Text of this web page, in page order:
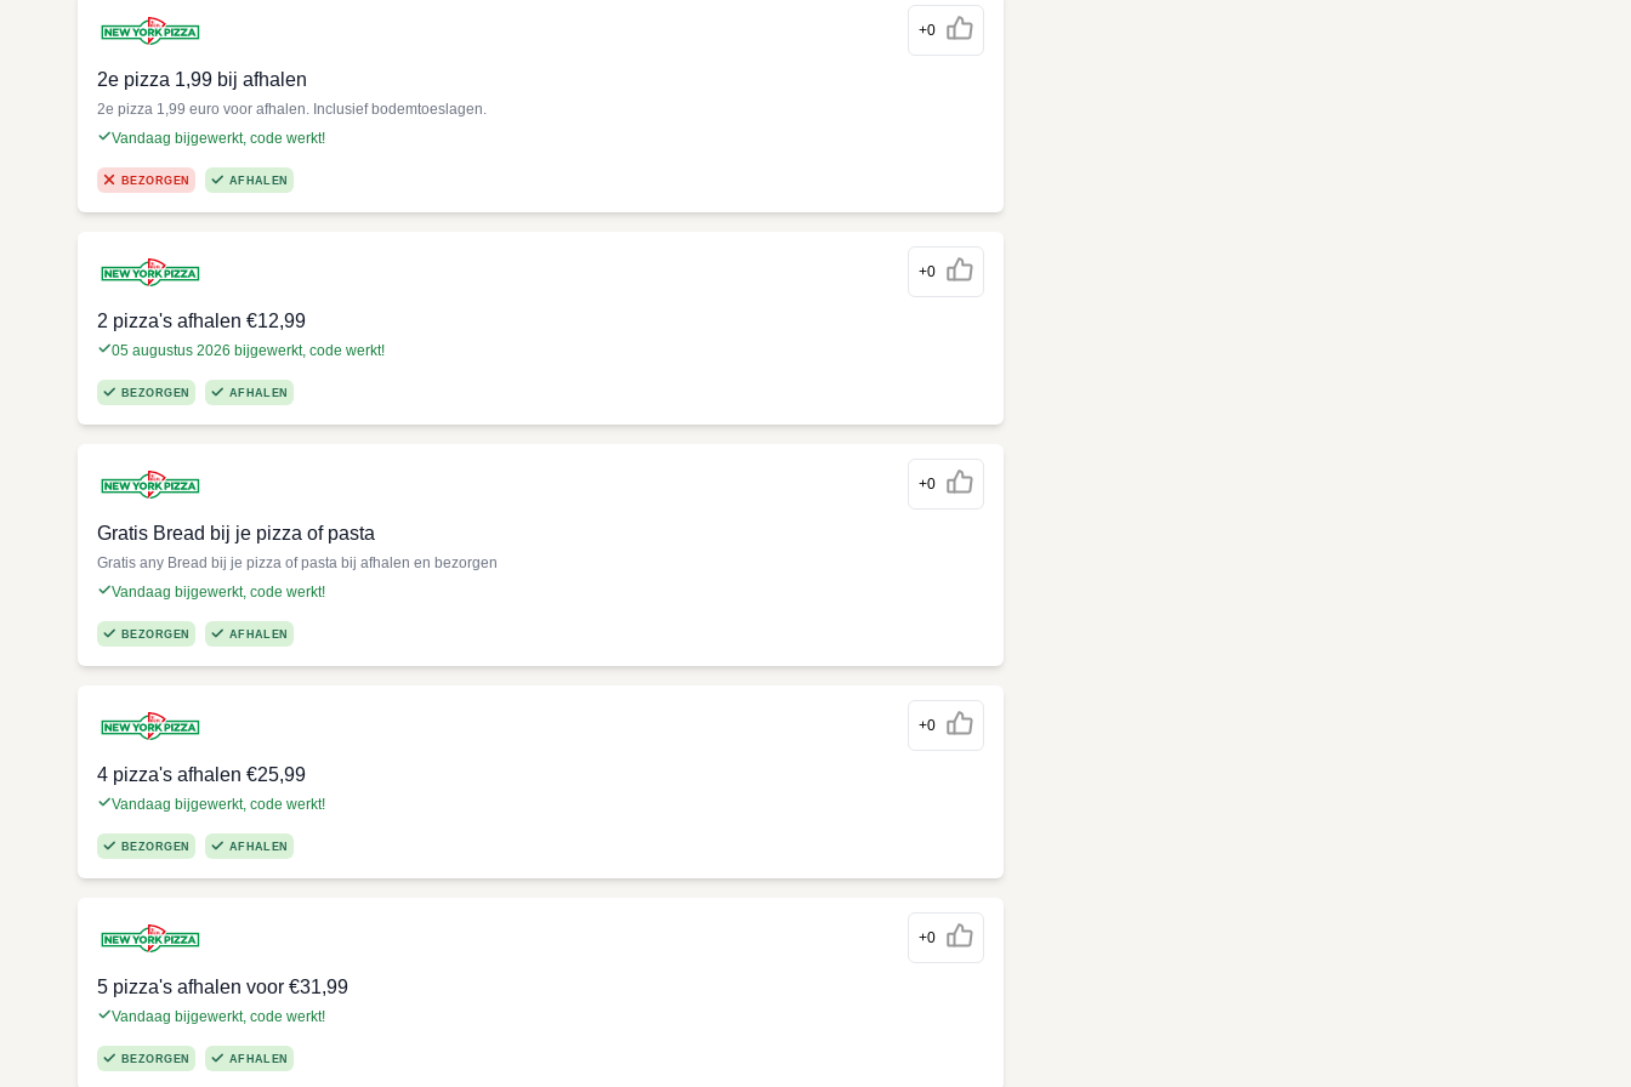
+0
2e pizza 1,99 bij afhalen
2e pizza 1,99 euro voor afhalen. Inclusief bodemtoeslagen.
Vandaag bijgewerkt, code werkt!
BEZORGEN AFHALEN
+0
2 pizza's afhalen €12,99
05 augustus 2026 bijgewerkt, code werkt!
BEZORGEN AFHALEN
+0
Gratis Bread bij je pizza of pasta
Gratis any Bread bij je pizza of pasta bij afhalen en bezorgen
Vandaag bijgewerkt, code werkt!
BEZORGEN AFHALEN
+0
4 pizza's afhalen €25,99
Vandaag bijgewerkt, code werkt!
BEZORGEN AFHALEN
+0
5 pizza's afhalen voor €31,99
Vandaag bijgewerkt, code werkt!
BEZORGEN AFHALEN